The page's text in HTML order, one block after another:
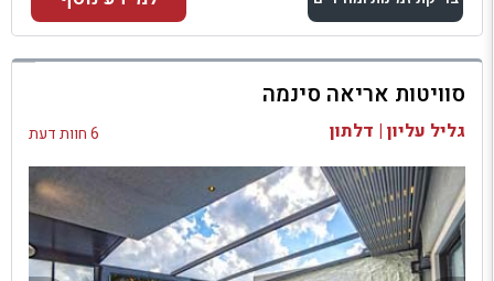
למתחם זה
בדיקת זמינות ומחירים
סוויטות אריאה סינמה
גליל עליון | דלתון 6 חוות דעת